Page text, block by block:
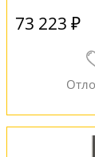
73 223 ₽